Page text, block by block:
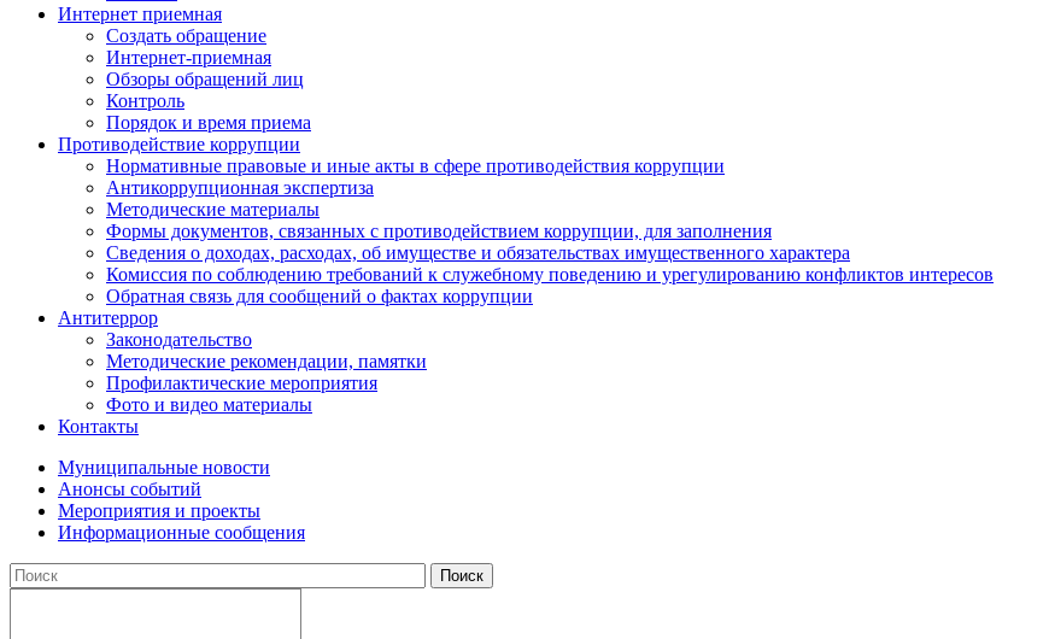
Интернет приемная
Создать обращение
Интернет-приемная
Обзоры обращений лиц
Контроль
Порядок и время приема
Противодействие коррупции
Нормативные правовые и иные акты в сфере противодействия коррупции
Антикоррупционная экспертиза
Методические материалы
Формы документов, связанных с противодействием коррупции, для заполнения
Сведения о доходах, расходах, об имуществе и обязательствах имущественного характера
Комиссия по соблюдению требований к служебному поведению и урегулированию конфликтов интересов
Обратная связь для сообщений о фактах коррупции
Антитеррор
Законодательство
Методические рекомендации, памятки
Профилактические мероприятия
Фото и видео материалы
Контакты
Муниципальные новости
Анонсы событий
Мероприятия и проекты
Информационные сообщения